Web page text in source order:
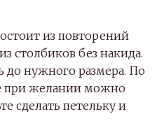
из повторений
столбиков без накида.
до нужного размера. По
при желании можно
сделать петельку и